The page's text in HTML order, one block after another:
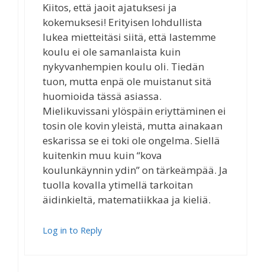
Kiitos, että jaoit ajatuksesi ja
kokemuksesi! Erityisen lohdullista
lukea mietteitäsi siitä, että lastemme
koulu ei ole samanlaista kuin
nykyvanhempien koulu oli. Tiedän
tuon, mutta enpä ole muistanut sitä
huomioida tässä asiassa.
Mielikuvissani ylöspäin eriyttäminen ei
tosin ole kovin yleistä, mutta ainakaan
eskarissa se ei toki ole ongelma. Siellä
kuitenkin muu kuin “kova
koulunkäynnin ydin” on tärkeämpää. Ja
tuolla kovalla ytimellä tarkoitan
äidinkieltä, matematiikkaa ja kieliä.
Log in to Reply